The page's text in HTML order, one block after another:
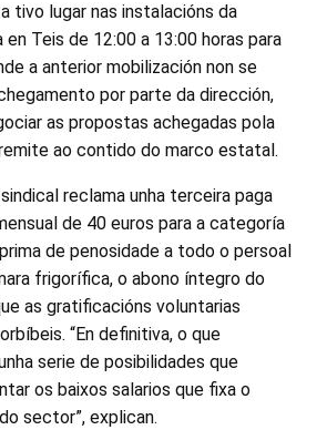
tivo lugar nas instalacións da
en Teis de 12:00 a 13:00 horas para
a anterior mobilización non se
por parte da dirección,
as propostas achegadas pola
ao contido do marco estatal.
reclama unha terceira paga
de 40 euros para a categoría
de penosidade a todo o persoal
frigorífica, o abono íntegro do
as gratificacións voluntarias
“En definitiva, o que
serie de posibilidades que
os baixos salarios que fixa o
sector”, explican.